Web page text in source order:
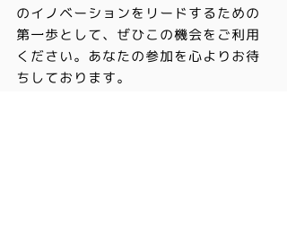
のイノベーションをリードするための
第一歩として、ぜひこの機会をご利用
ください。あなたの参加を心よりお待
ちしております。